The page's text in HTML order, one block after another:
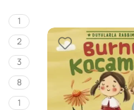
1
2
3
8
1